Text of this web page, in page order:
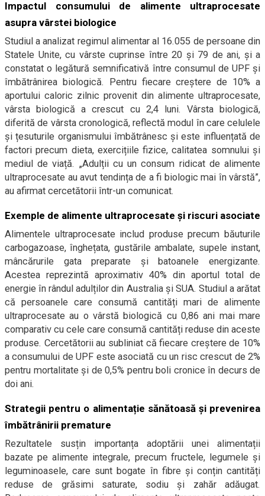
Impactul consumului de alimente ultraprocesate
asupra vârstei biologice
Studiul a analizat regimul alimentar al 16.055 de persoane din
Statele Unite, cu vârste cuprinse între 20 și 79 de ani, și a
constatat o legătură semnificativă între consumul de UPF și
îmbătrânirea biologică. Pentru fiecare creștere de 10% a
aportului caloric zilnic provenit din alimente ultraprocesate,
vârsta biologică a crescut cu 2,4 luni. Vârsta biologică,
diferită de vârsta cronologică, reflectă modul în care celulele
și țesuturile organismului îmbătrânesc și este influențată de
factori precum dieta, exercițiile fizice, calitatea somnului și
mediul de viață. „Adulții cu un consum ridicat de alimente
ultraprocesate au avut tendința de a fi biologic mai în vârstă”,
au afirmat cercetătorii într-un comunicat.
Exemple de alimente ultraprocesate și riscuri asociate
Alimentele ultraprocesate includ produse precum băuturile
carbogazoase, înghețata, gustările ambalate, supele instant,
mâncărurile gata preparate și batoanele energizante.
Acestea reprezintă aproximativ 40% din aportul total de
energie în rândul adulților din Australia și SUA. Studiul a arătat
că persoanele care consumă cantități mari de alimente
ultraprocesate au o vârstă biologică cu 0,86 ani mai mare
comparativ cu cele care consumă cantități reduse din aceste
produse. Cercetătorii au subliniat că fiecare creștere de 10%
a consumului de UPF este asociată cu un risc crescut de 2%
pentru mortalitate și de 0,5% pentru boli cronice în decurs de
doi ani.
Strategii pentru o alimentație sănătoasă și prevenirea
îmbătrânirii premature
Rezultatele susțin importanța adoptării unei alimentații
bazate pe alimente integrale, precum fructele, legumele și
leguminoasele, care sunt bogate în fibre și conțin cantități
reduse de grăsimi saturate, sodiu și zahăr adăugat.